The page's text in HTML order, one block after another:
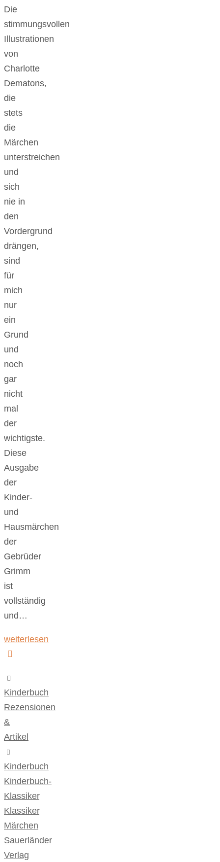
Die
stimmungsvollen
Illustrationen
von
Charlotte
Dematons,
die
stets
die
Märchen
unterstreichen
und
sich
nie in
den
Vordergrund
drängen,
sind
für
mich
nur
ein
Grund
und
noch
gar
nicht
mal
der
wichtigste.
Diese
Ausgabe
der
Kinder-
und
Hausmärchen
der
Gebrüder
Grimm
ist
vollständig
und…
weiterlesen
Kinderbuch
Rezensionen
&
Artikel
Kinderbuch
Kinderbuch-
Klassiker,
Klassiker,
Märchen
Sauerländer
Verlag